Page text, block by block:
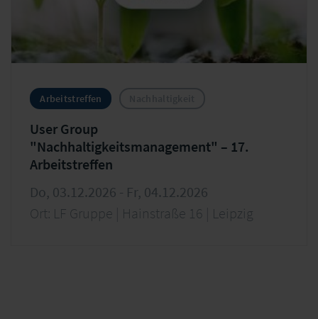
Arbeitstreffen
User Group
"Nachhaltigkeitsmanagement" – 17.
Arbeitstreffen
Do, 03.12.2026 - Fr, 04.12.2026
Ort: LF Gruppe | Hainstraße 16 | Leipzig